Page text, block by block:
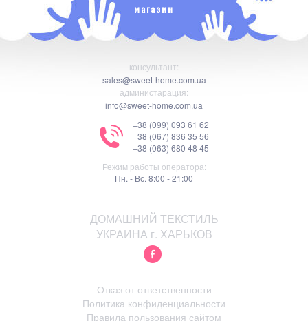
магазин
консультант:
sales@sweet-home.com.ua
администарация:
info@sweet-home.com.ua
+38 (099) 093 61 62
+38 (067) 836 35 56
+38 (063) 680 48 45
Режим работы оператора:
Пн. - Вс. 8:00 - 21:00
ДОМАШНИЙ ТЕКСТИЛЬ
УКРАИНА г. ХАРЬКОВ
Отказ от ответственности
Политика конфиденциальности
Правила пользования сайтом